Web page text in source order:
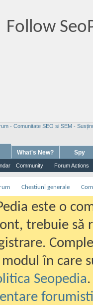
Follow
Community Forum Actions
What's New? Spy
Chestiuni generale
este o
trebuie să
modul în care
Seopedia
forumisti